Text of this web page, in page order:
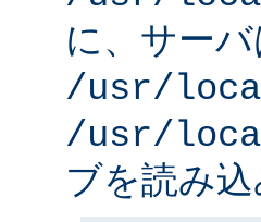
に、サーバ
/usr/
/usr/
ブを読み込